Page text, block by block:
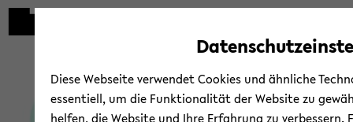
Automatische
vermeiden
zum
wechseln
zum
wechseln
zum
wechseln
Di­gi­ta­le
Diese Webseite verwendet Cookies und ähnliche
essentiell, um die Funktionalität der Website zu
helfen, die Website und Ihre Erfahrung zu verbessern.